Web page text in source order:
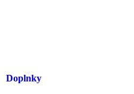
Doplnky